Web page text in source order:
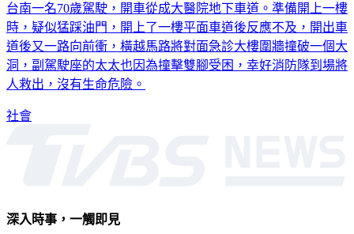
台南一名70歲駕駛，開車從成大醫院地下車道。準備開上一樓
時，疑似猛踩油門，開上了一樓平面車道後反應不及，開出車
道後又一路向前衝，橫越馬路將對面急診大樓圍牆撞破一個大
洞，副駕駛座的太太也因為撞擊雙腳受困，幸好消防隊到場將
人救出，沒有生命危險。
社會
深入時事，一觸即見